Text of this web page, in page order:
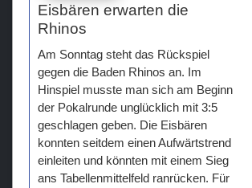
Eisbären erwarten die
Rhinos
Am Sonntag steht das Rückspiel
gegen die Baden Rhinos an. Im
Hinspiel musste man sich am Beginn
der Pokalrunde unglücklich mit 3:5
geschlagen geben. Die Eisbären
konnten seitdem einen Aufwärtstrend
einleiten und könnten mit einem Sieg
ans Tabellenmittelfeld ranrücken. Für